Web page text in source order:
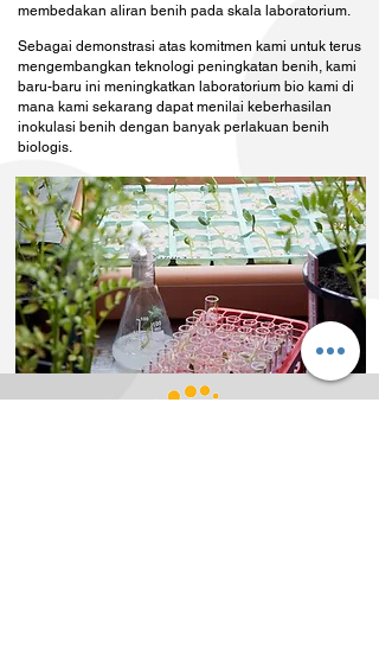
membedakan aliran benih pada skala laboratorium.
Sebagai demonstrasi atas komitmen kami untuk terus
mengembangkan teknologi peningkatan benih, kami
baru-baru ini meningkatkan laboratorium bio kami di
mana kami sekarang dapat menilai keberhasilan
inokulasi benih dengan banyak perlakuan benih
biologis.